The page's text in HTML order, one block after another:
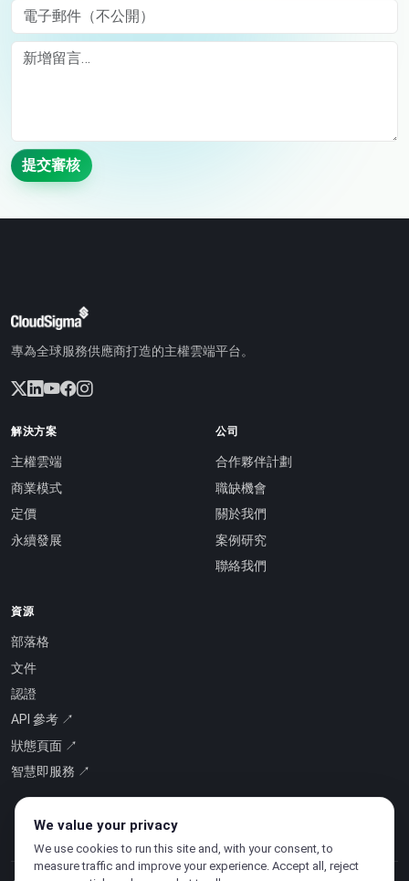
電子郵件（不公開）
Comment
提交審核
專為全球服務供應商打造的主權雲端平台。
解決方案
主權雲端
商業模式
定價
永續發展
公司
合作夥伴計劃
職缺機會
關於我們
案例研究
聯絡我們
資源
部落格
文件
認證
API 參考 ↗
狀態頁面 ↗
智慧即服務 ↗
We value your privacy
We use cookies to run this site and, with your consent, to
measure traffic and improve your experience. Accept all, reject